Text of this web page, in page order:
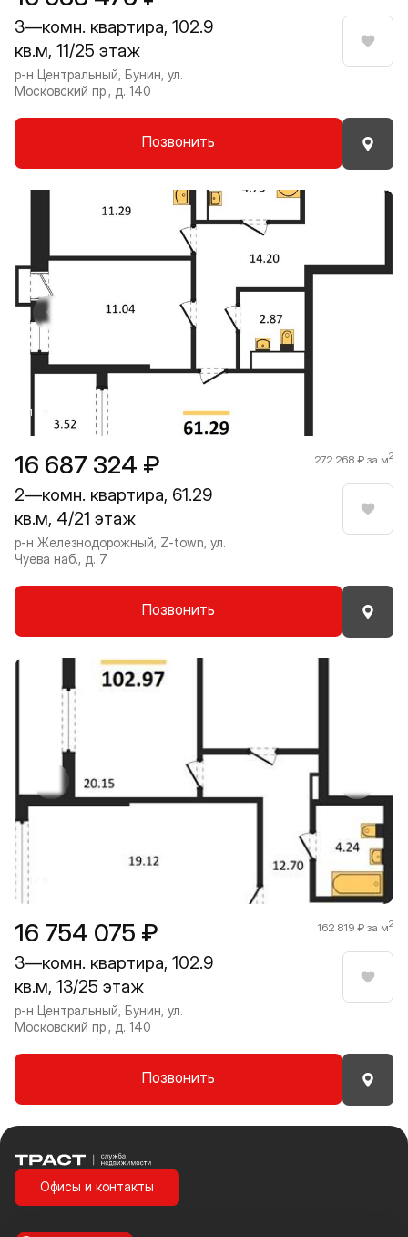
3—комн. квартира, 102.9
кв.м, 11/25 этаж
р-н Центральный, Бунин, ул.
Московский пр., д. 140
Позвонить
16 687 324 ₽ 272 268 ₽ за м2
2—комн. квартира, 61.29
кв.м, 4/21 этаж
р-н Железнодорожный, Z-town, ул.
Чуева наб., д. 7
Позвонить
1 / 9
Прокрутить влево
16 754 075 ₽ 162 819 ₽ за м2
3—комн. квартира, 102.9
кв.м, 13/25 этаж
р-н Центральный, Бунин, ул.
Московский пр., д. 140
Позвонить
1 / 8
Прокрутить влево
Траст | Служба недвижимости
Офисы и контакты